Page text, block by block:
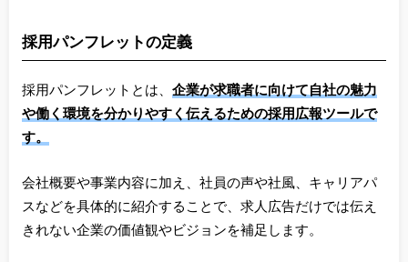
採用パンフレットの定義
採用パンフレットとは、 企業が求職者に向けて自社の魅力
や働く環境を分かりやすく伝えるための採用広報ツールで
す。
会社概要や事業内容に加え、社員の声や社風、キャリアパ
スなどを具体的に紹介することで、求人広告だけでは伝え
きれない企業の価値観やビジョンを補足します。